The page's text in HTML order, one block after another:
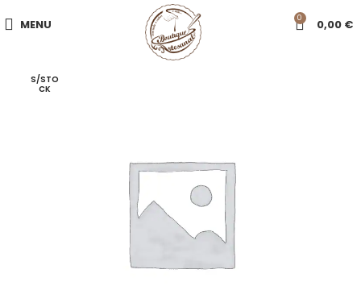
MENU 0 0,00 €
S/STO
CK